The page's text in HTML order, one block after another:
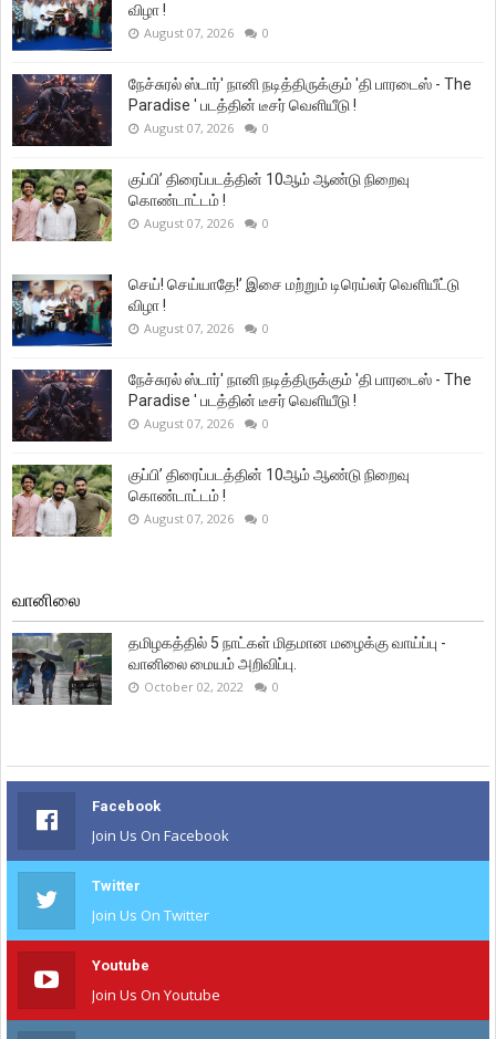
விழா !
August 07, 2026 0
நேச்சுரல் ஸ்டார்' நானி நடித்திருக்கும் 'தி பாரடைஸ் - The
Paradise ' படத்தின் டீசர் வெளியீடு !
August 07, 2026 0
குப்பி’ திரைப்படத்தின் 10ஆம் ஆண்டு நிறைவு
கொண்டாட்டம் !
August 07, 2026 0
செய்! செய்யாதே!’ இசை மற்றும் டிரெய்லர் வெளியீட்டு
விழா !
August 07, 2026 0
நேச்சுரல் ஸ்டார்' நானி நடித்திருக்கும் 'தி பாரடைஸ் - The
Paradise ' படத்தின் டீசர் வெளியீடு !
August 07, 2026 0
குப்பி’ திரைப்படத்தின் 10ஆம் ஆண்டு நிறைவு
கொண்டாட்டம் !
August 07, 2026 0
வானிலை
தமிழகத்தில் 5 நாட்கள் மிதமான மழைக்கு வாய்ப்பு -
வானிலை மையம் அறிவிப்பு.
October 02, 2022 0
Facebook
Join Us On Facebook
Twitter
Join Us On Twitter
Youtube
Join Us On Youtube